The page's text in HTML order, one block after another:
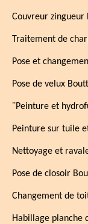
Couvreur zingueur
Traitement de
Pose et
Pose de velux
¨Peinture et
Peinture sur tuile
Nettoyage et
Pose de closoir
Changement de
Habillage planche